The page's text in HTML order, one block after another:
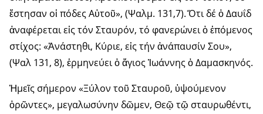
ἔστησαν οἱ πόδες Αὐτοῦ», (Ψαλμ. 131,7). Ὅτι δέ ὁ Δαυΐδ
ἀναφέρεται εἰς τόν Σταυρόν, τό φανερώνει ὁ ἑπόμενος
στίχος: «Ἀνάστηθι, Κύριε, εἰς τήν ἀνάπαυσίν Σου»,
(Ψαλ 131, 8), ἑρμηνεύει ὁ ἅγιος Ἰωάννης ὁ Δαμασκηνός.
Ἡμεῖς σήμερον «Ξύλον τοῦ Σταυροῦ, ὑψούμενον
ὁρῶντες», μεγαλωσύνην δῶμεν, Θεῷ τῷ σταυρωθέντι,